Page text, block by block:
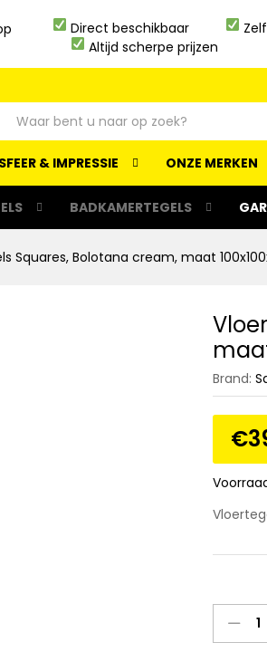
Direct beschikbaar
Altijd scherpe prijzen
SFEER & IMPRESSIE ONZE MERKEN
BADKAMERTEGELS
Squares, Bolotana cream, maat
Brand:
€
Squares,